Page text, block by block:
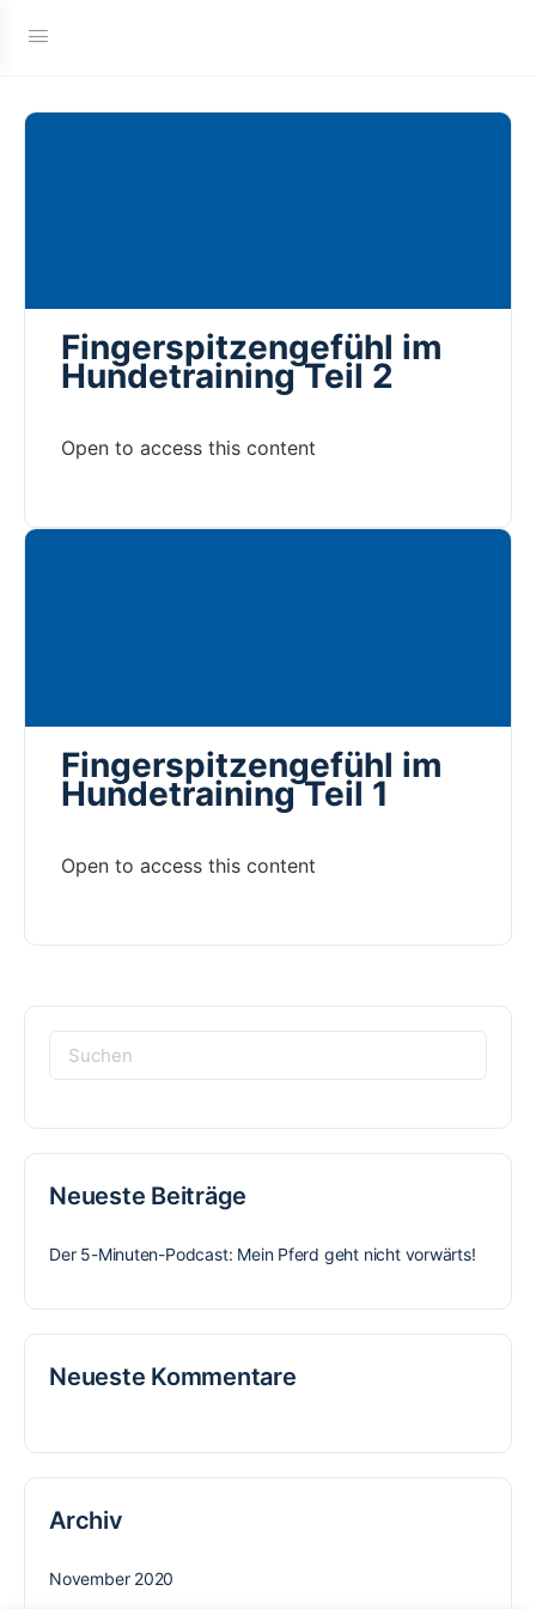
Fingerspitzengefühl im
Hundetraining Teil 2
Open to access this content
Fingerspitzengefühl im
Hundetraining Teil 1
Open to access this content
Suchen
nach:
Neueste Beiträge
Der 5-Minuten-Podcast: Mein Pferd geht nicht vorwärts!
Neueste Kommentare
Archiv
November 2020